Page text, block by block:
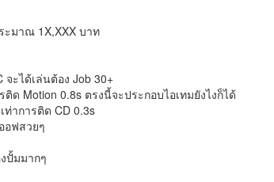
ะมาณ 1X,XXX บาท
จะได้เล่นต้อง Job 30+
ด Motion 0.8s ตรงนี้จะประกอบไอเทมยังไงก็ได้
ท่าการติด CD 0.3s
อฟสวยๆ
ปั้มมากๆ